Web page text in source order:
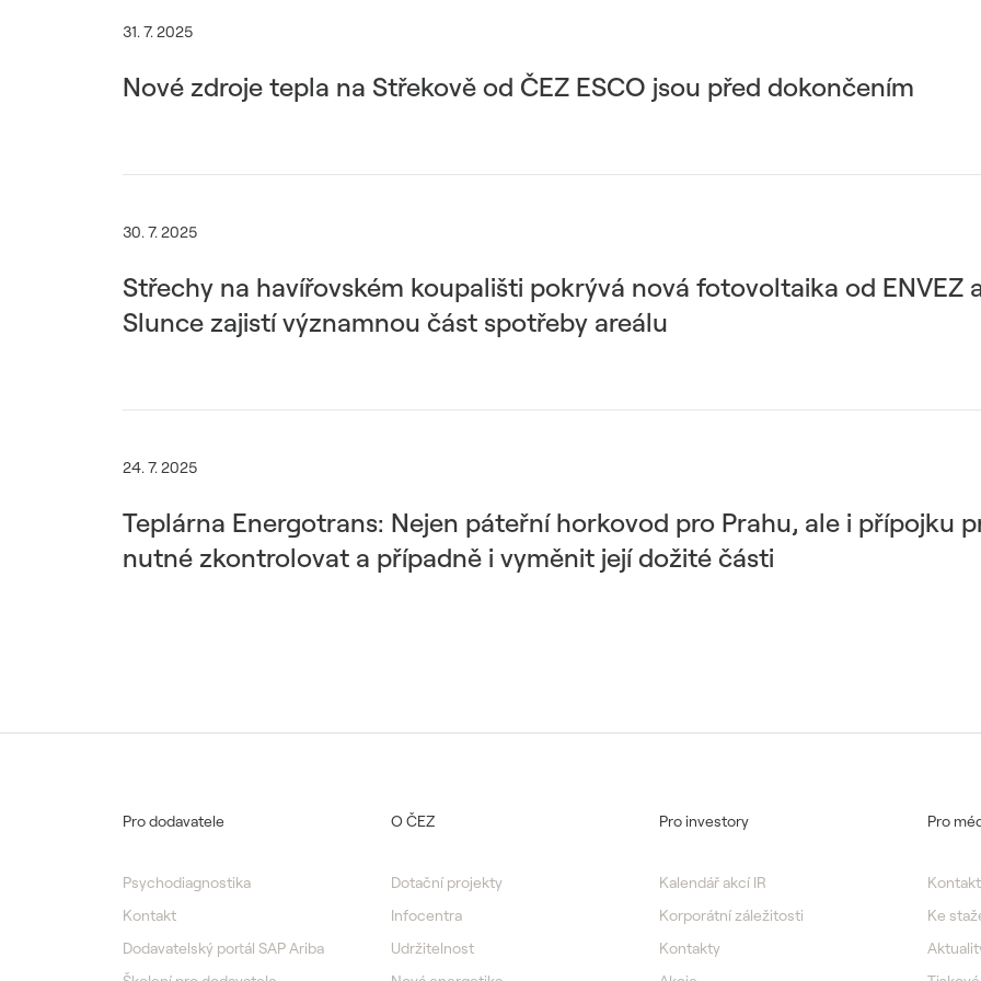
31. 7. 2025
Nové zdroje tepla na Střekově od ČEZ ESCO jsou před dokončením
30. 7. 2025
Střechy na havířovském koupališti pokrývá nová fotovoltaika od ENVEZ
Slunce zajistí významnou část spotřeby areálu
24. 7. 2025
Teplárna Energotrans: Nejen páteřní horkovod pro Prahu, ale i přípojku
nutné zkontrolovat a případně i vyměnit její dožité části
Pro dodavatele
Psychodiagnostika
Kontakt
Dodavatelský portál SAP Ariba
O ČEZ
Dotační projekty
Infocentra
Udržitelnost
Pro investory
Kalendář akcí IR
Korporátní záležitosti
Kontakty
Pro
Ke